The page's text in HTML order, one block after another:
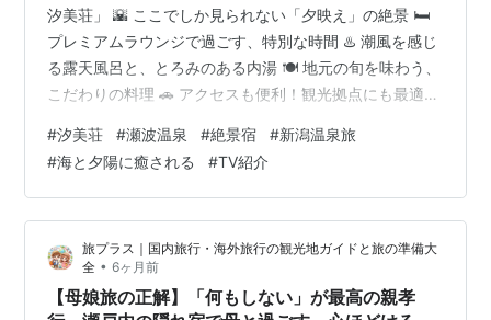
汐美荘」 🌇 ここでしか見られない「夕映え」の絶景 🛏️
プレミアムラウンジで過ごす、特別な時間 ♨️ 潮風を感じ
る露天風呂と、とろみのある内湯 🍽️ 地元の旬を味わう、
こだわりの料理 🚗 アクセスも便利！観光拠点にも最適
ら↓のページが便利！ 🏖️ 夕陽と海に癒される、瀬波温泉
の特等席「夕映えの宿 汐美荘」 新潟県村上市・瀬波温泉
に佇む「夕映えの宿 汐美荘」は、まるで絵画のような日
本海の夕景を独り占めできる絶景宿。潮風が心地よく吹
き抜ける露天風呂、海を望むラウンジ、そして地元の旬
を味…
#汐美荘 #瀬波温泉 #絶景宿 #新潟温泉旅
#海と夕陽に癒される #TV紹介
旅プラス｜国内旅行・海外旅行の観光地ガイドと旅の準備大
全 • 6ヶ月前
【母娘旅の正解】「何もしない」が最高の親孝